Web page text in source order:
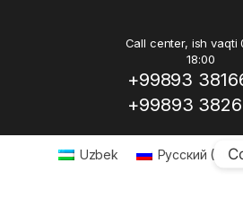
Call center, ish vaqti
18:00
+99893
+99893
Uzbek Русский (